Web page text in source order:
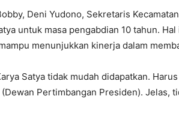
Deni Yudono, Sekretaris
untuk masa pengabdian 10 tahun.
menunjukkan kinerja dalam
Satya tidak mudah didapatkan.
Pertimbangan Presiden). Jelas,